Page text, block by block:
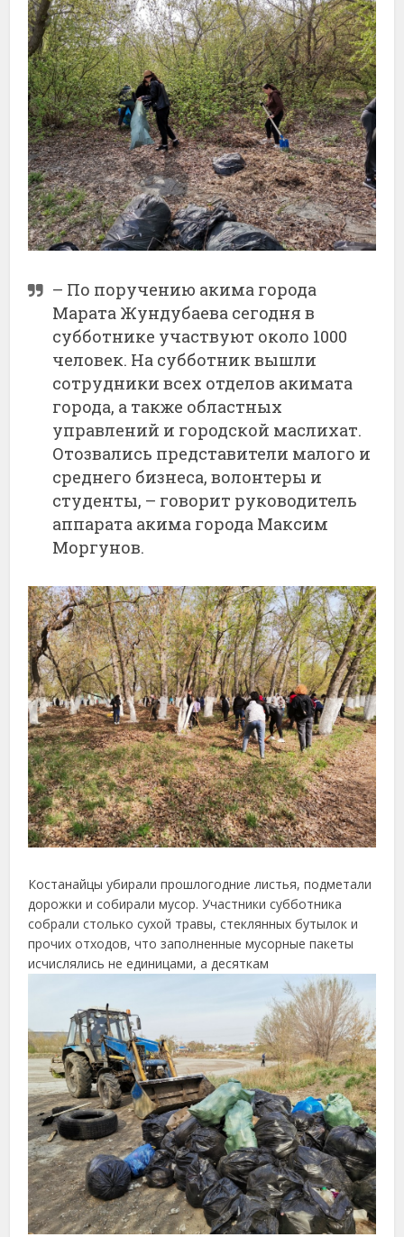
– По поручению акима города
Марата Жундубаева сегодня в
субботнике участвуют около 1000
человек. На субботник вышли
сотрудники всех отделов акимата
города, а также областных
управлений и городской маслихат.
Отозвались представители малого и
среднего бизнеса, волонтеры и
студенты, – говорит руководитель
аппарата акима города Максим
Моргунов.
Костанайцы убирали прошлогодние листья, подметали
дорожки и собирали мусор. Участники субботника
собрали столько сухой травы, стеклянных бутылок и
прочих отходов, что заполненные мусорные пакеты
исчислялись не единицами, а десяткам